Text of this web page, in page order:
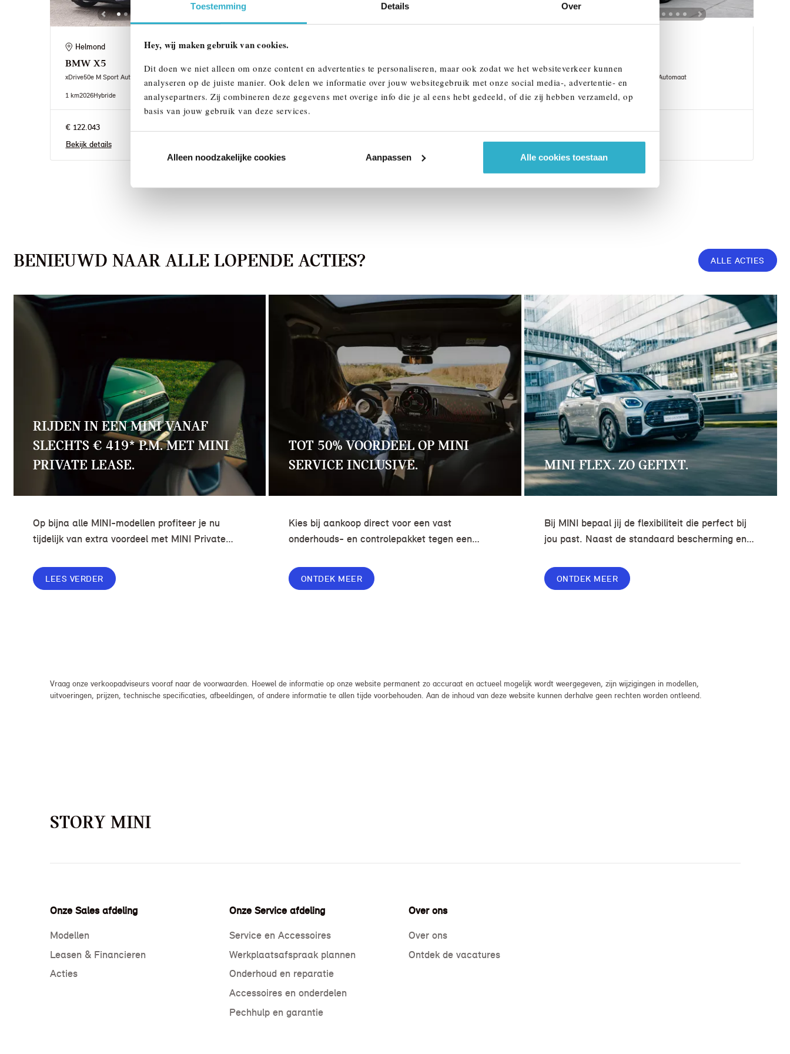
Toestemming Details Over
Hey, wij maken gebruik van cookies.
Dit doen we niet alleen om onze content en advertenties te personaliseren, maar ook zodat we het websiteverkeer kunnen
analyseren op de juiste manier. Ook delen we informatie over jouw websitegebruik met onze social media-, advertentie- en
analysepartners. Zij combineren deze gegevens met overige info die je al eens hebt gedeeld, of die zij hebben verzameld, op
basis van jouw gebruik van deze services.
Alleen noodzakelijke cookies Aanpassen Alle cookies toestaan
Helmond
BMW X5
xDrive50e M Sport Automaat
1 km2026Hybride
€ 122.043
Bekijk details
Eindhoven
1 km2026 Hybride 1 km2026 Hybride
xDrive50e M Sport Automaat
1 km2026Hybride
Bekijk details
BENIEUWD NAAR ALLE LOPENDE ACTIES? ALLE ACTIES
RIJDEN IN EEN MINI VANAF
SLECHTS € 419* P.M. MET MINI
PRIVATE LEASE.
Op bijna alle MINI-modellen profiteer je nu
tijdelijk van extra voordeel met MINI Private
maand, in plaats van € 449. Afhankelijk van de
uitvoering kan jouw voordeel nog verder
LEES VERDER
TOT 50% VOORDEEL OP MINI
SERVICE INCLUSIVE.
Kies bij aankoop direct voor een vast
onderhouds- en controlepakket tegen een
onverwachte kosten kunt rijden.
ONTDEK MEER
MINI FLEX. ZO GEFIXT.
Bij MINI bepaal jij de flexibiliteit die perfect bij
jou past. Naast de standaard bescherming en
lease nog meer flexibiliteit met Switch of Flex
Premium.
ONTDEK MEER
Vraag onze verkoopadviseurs vooraf naar de voorwaarden. Hoewel de informatie op onze website permanent zo accuraat en actueel mogelijk wordt weergegeven, zijn wijzigingen in modellen,
uitvoeringen, prijzen, technische specificaties, afbeeldingen, of andere informatie te allen tijde voorbehouden. Aan de inhoud van deze website kunnen derhalve geen rechten worden ontleend.
STORY MINI
Onze Sales afdeling
Modellen
Leasen & Financieren
Acties
Onze Service afdeling
Service en Accessoires
Werkplaatsafspraak plannen
Onderhoud en reparatie
Accessoires en onderdelen
Pechhulp en garantie
Over ons
Over ons
Ontdek de vacatures